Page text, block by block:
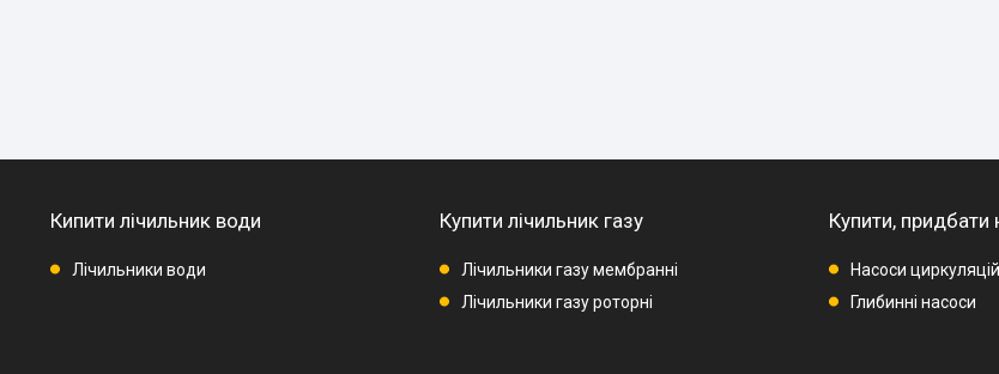
Кипити лічильник води
Лічильники води
Купити лічильник газу
Лічильники газу мембранні
Лічильники газу роторні
Купити, придбати
Насоси
Глибинні насоси